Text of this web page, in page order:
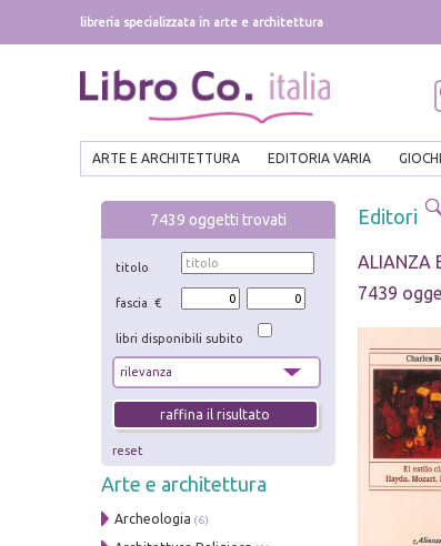
libreria specializzata in arte e architettura
ARTE E ARCHITETTURA EDITORIA VARIA
7439 oggetti trovati
titolo
fascia €
libri disponibili subito
reset
Arte e architettura
Archeologia (6)
Editori
ALIANZA
7439